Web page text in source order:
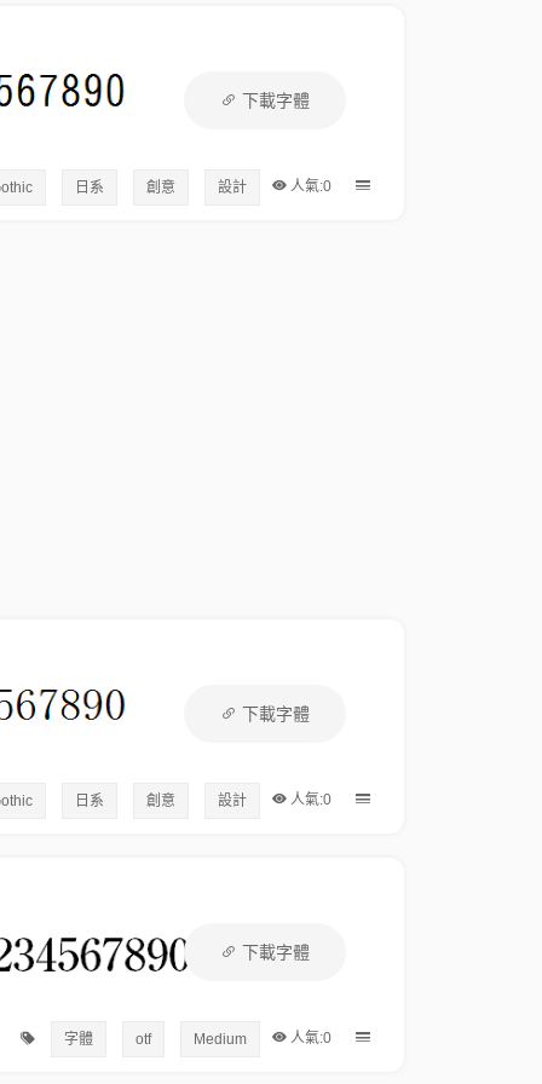
下載字體
人氣:0
日系 創意 設計
下載字體
人氣:0
日系 創意 設計
下載字體
人氣:0
字體 otf Medium